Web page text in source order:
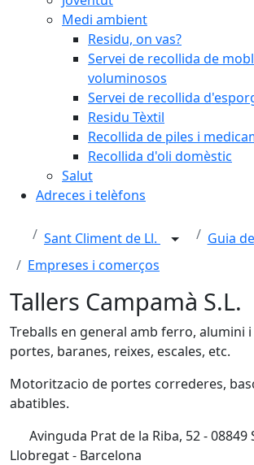
Medi ambient
Residu, on vas?
Servei de recollida de
voluminosos
Servei de recollida
Residu Tèxtil
Recollida de piles i
Recollida d'oli domèstic
Salut
Adreces i telèfons
Sant Climent de Ll.
Guia
Empreses i comerços
Tallers Campamà S.L.
Treballs en general amb ferro, alumini
portes, baranes, reixes, escales, etc.
Motoritzacio de portes correderes,
abatibles.
Avinguda Prat de la Riba, 52 - 08849
Llobregat - Barcelona